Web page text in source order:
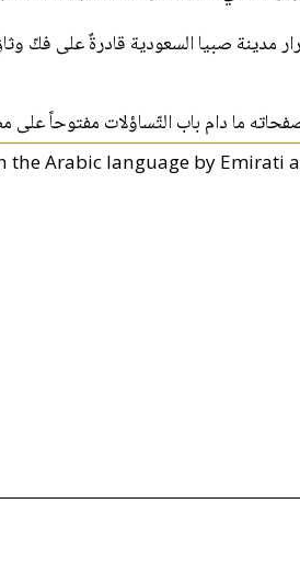
صبيا السعودية قادرةٌ على فكّ
ما دام باب التّساؤلات مفتوحاً على
the Arabic language by Emirati